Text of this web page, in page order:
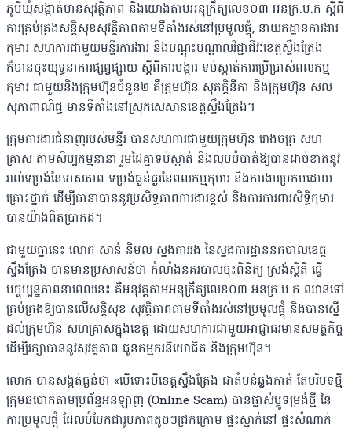
ភូមិឃុំសង្កាត់មានសុវត្ថិភាព និងយោងតាមអនុក្រឹត្យលេខ០៣ អនក្រ.ប.ក ស្តីពី
ការគ្រប់គ្រងសន្តិសុខសុវត្ថិភាពតាមទីតាំងរស់នៅប្រមូលផ្តុំ, នាយកដ្ឋានការងារ
កុមារ សហការជាមួយមន្ទីរការងារ និងបណ្តុះបណ្តាលវិជ្ជាជីវៈខេត្តស្ទឹងត្រែង
ក៏បានចុះយុទ្ធនាការផ្សព្វផ្សាយ ស្តីពីការបង្ការ ទប់ស្កាត់ការប្រើប្រាស់ពលកម្ម
កុមារ ជាមួយនិងក្រុមហ៊ុនចំនួន២ គឺក្រុមហ៊ុន សុភក្តិនីកា និងក្រុមហ៊ុន សល
សុភាពាណិជ្ជ មានទីតាំងនៅស្រុកសេសានខេត្តស្ទឹងត្រែង។
ក្រុមការងារជំនាញរបស់មន្ទីរ បានសហការជាមួយក្រុមហ៊ុន រោងចក្រ សហ
គ្រាស តាមសិប្បកម្មនានា រួមដៃគ្នាទប់ស្កាត់ និងលុបបំបាត់ឱ្យបានដាច់ខាតនូវ
រាល់ទម្រង់នៃទាសភាព ទម្រង់ធ្ងន់ធ្ងរនៃពលកម្មកុមារ និងការងារប្រកបដោយ
គ្រោះថ្នាក់ ដើម្បីធានាបាននូវប្រសិទ្ធភាពការងារខ្ពស់ និងការការពារសិទ្ធិកុមារ
បានយ៉ាងពិតប្រាកដ។
ជាមួយគ្នានេះ លោក សាន់​ និមល ស្នងការរង នៃស្នងការដ្ឋាននគបាលខេត្ត
ស្ទឹងត្រែង បានមានប្រសាសន៍ថា កំលាំងនគរបាលចុះពិនិត្យ ស្រង់ស្ថិតិ ធ្វើ
បច្ចុប្បន្នភាពនាពេលនេះ គឺអនុវត្តតាមអនុក្រឹត្យលេខ០៣ អនក្រ.ប.ក ឈានទៅ
គ្រប់គ្រងឱ្យបានលើសន្តិសុខ សុវត្ថិភាពតាមទីតាំងរស់នៅប្រមូលផ្តុំ និងបានស្នើ
ដល់ក្រុមហ៊ុន សហគ្រាសក្នុងខេត្ត ដោយសហការជាមួយអាជ្ញាធរមានសមត្ថកិច្ច
ដើម្បីរក្សាបាននូវសុវត្ថភាព ជូនកម្មករនិយោជិត និងក្រុមហ៊ុន។
លោក បានសង្កត់ធ្ងន់ថា «បើទោះបីខេត្តស្ទឹងត្រែង ជាតំបន់ឆ្លងកាត់ តែបរិបទថ្មី
ក្រុមឆបោកតាមប្រព័ន្ធអនឡាញ (Online Scam) បានផ្លាស់ប្តូទម្រង់ថ្មី នៃ
ការប្រមូលផ្តុំ ដែលបំបែកជារូបភាពតូចៗជ្រកក្រោម ផ្ទះស្នាក់នៅ ផ្ទះសំណាក់